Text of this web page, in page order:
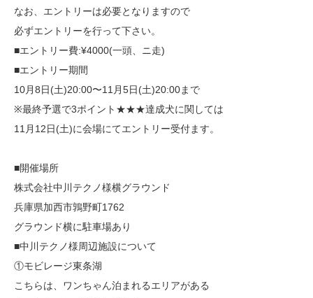
なお、エントリーは必要となりますので
必ずエントリーを行って下さい。
■エントリー費:¥4000(一頭、ニ走)
■エントリー期間
10月8日(土)20:00〜11月5日(土)20:00まで
※最終予選で3ポイント★★★達成犬に関しては
11月12日(土)に会場にてエントリー受付ます。
■開催場所
株式会社中川テクノ様横グラウンド
兵庫県加西市鶉野町1762
グラウンド横に駐車場あり
■中川テクノ様周辺施設について
①モビレージ東条湖
こちらは、ワンちゃん泊まれるエリアがある